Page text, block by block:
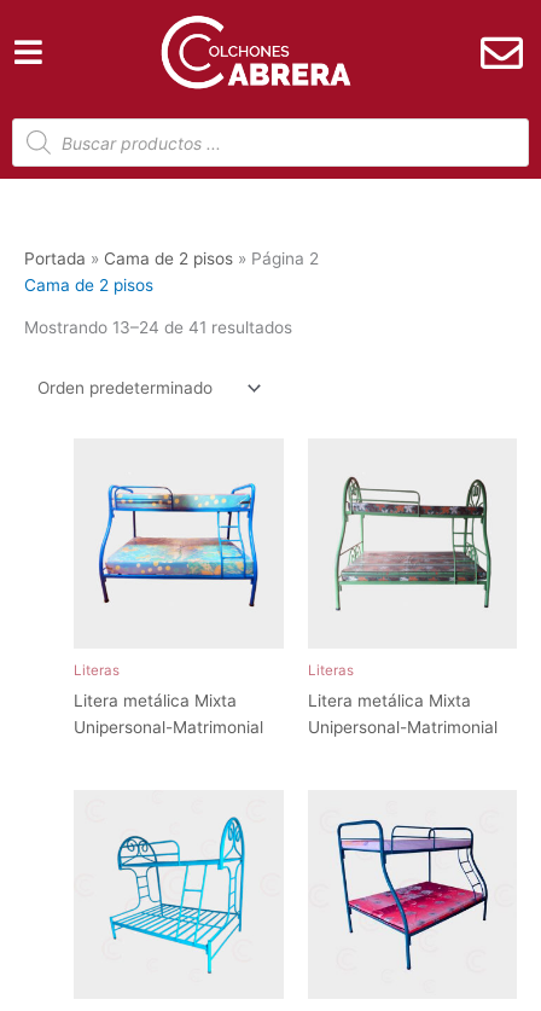
contenido
Búsqueda
de
productos
Portada » Cama de 2 pisos » Página 2
Cama de 2 pisos
Mostrando 13–24 de 41 resultados
Literas
Litera metálica Mixta
Unipersonal-Matrimonial
Literas
Litera metálica Mixta
Unipersonal-Matrimonial